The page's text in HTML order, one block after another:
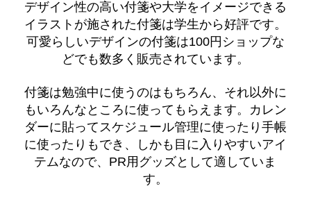
デザイン性の高い付箋や大学をイメージできる
イラストが施された付箋は学生から好評です。
可愛らしいデザインの付箋は100円ショップな
どでも数多く販売されています。
付箋は勉強中に使うのはもちろん、それ以外に
もいろんなところに使ってもらえます。カレン
ダーに貼ってスケジュール管理に使ったり手帳
に使ったりもでき、しかも目に入りやすいアイ
テムなので、PR用グッズとして適していま
す。